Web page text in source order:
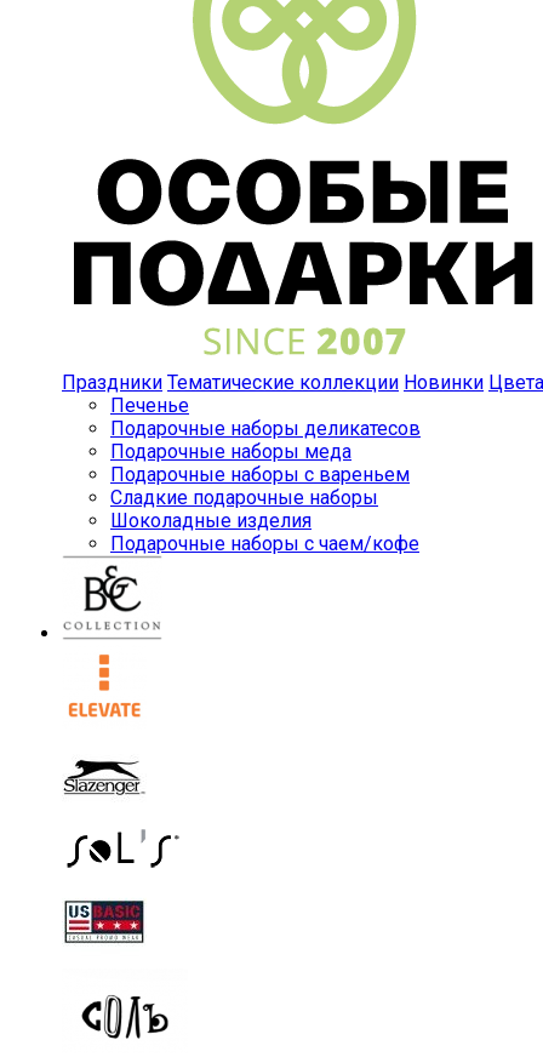
Праздники Тематические коллекции Новинки Цвета
Печенье
Подарочные наборы деликатесов
Подарочные наборы меда
Подарочные наборы с вареньем
Сладкие подарочные наборы
Шоколадные изделия
Подарочные наборы с чаем/кофе